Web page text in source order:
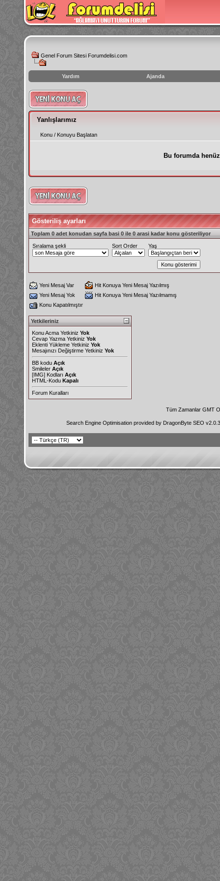
Genel Forum Sitesi Forumdelisi.com
Yardım Ajanda
instagram
izlenme
hilesi
Yanlışlarımız
Konu / Konuyu Başlatan
Bu forumda
Gösteriliş ayarları
Toplam 0 adet konudan sayfa basi 0 ile 0 arasi kadar konu gösteriliyor
Sıralama şekli Sort Order Yaş
Yeni Mesaj Var
Hit Konuya Yeni Mesaj Yazılmış
Yeni Mesaj Yok
Hit Konuya Yeni Mesaj Yazılmamış
Konu Kapatılmıştır
Yetkileriniz
Konu Acma Yetkiniz Yok
Cevap Yazma Yetkiniz Yok
Eklenti Yükleme Yetkiniz Yok
Mesajınızı Değiştirme Yetkiniz Yok
BB kodu Açık
Smileler Açık
[IMG] Kodları Açık
HTML-Kodu Kapalı
Forum Kuralları
Tüm Zamanlar GMT
Search Engine Optimisation provided by DragonByte SEO